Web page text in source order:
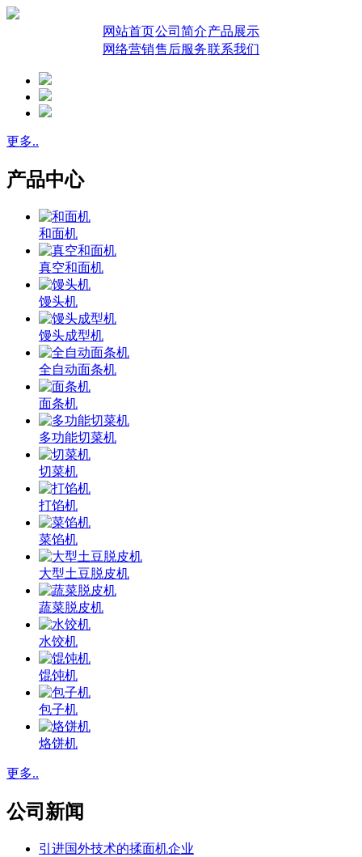
网站首页公司简介产品展示
网络营销售后服务联系我们
更多..
产品中心
和面机
真空和面机
馒头机
馒头成型机
全自动面条机
面条机
多功能切菜机
切菜机
打馅机
菜馅机
大型土豆脱皮机
蔬菜脱皮机
水饺机
馄饨机
包子机
烙饼机
更多..
公司新闻
引进国外技术的揉面机企业